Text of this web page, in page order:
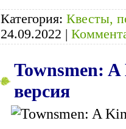
Категория: Квесты,
24.09.2022 |
Townsmen:
версия